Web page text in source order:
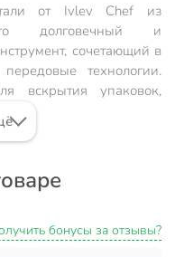
от Ivlev Chef из
долговечный и
сочетающий в
технологии.
вскрытия упаковок,
бонусы за отзывы?